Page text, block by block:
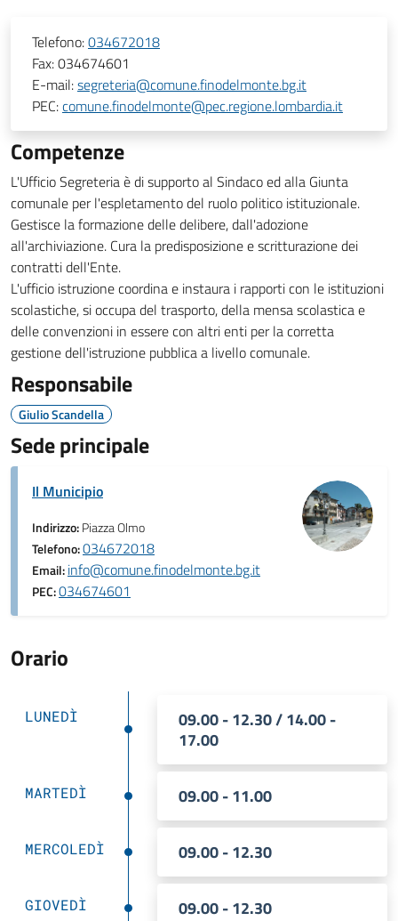
Telefono:034672018
Fax:034674601
E-mail:segreteria@comune.finodelmonte.bg.it
PEC:comune.finodelmonte@pec.regione.lombardia.it
Competenze
L'Ufficio Segreteria è di supporto al Sindaco ed alla Giunta
comunale per l'espletamento del ruolo politico istituzionale.
Gestisce la formazione delle delibere, dall'adozione
all'archiviazione. Cura la predisposizione e scritturazione dei
contratti dell'Ente.
L'ufficio istruzione coordina e instaura i rapporti con le istituzioni
scolastiche, si occupa del trasporto, della mensa scolastica e
delle convenzioni in essere con altri enti per la corretta
gestione dell'istruzione pubblica a livello comunale.
Responsabile
Giulio Scandella
Sede principale
Il Municipio
Indirizzo:Piazza Olmo
Telefono:034672018
Email:info@comune.finodelmonte.bg.it
PEC:034674601
Orario
LUNEDÌ
09.00 - 12.30 / 14.00 -
17.00
MARTEDÌ 09.00 - 11.00
MERCOLEDÌ 09.00 - 12.30
GIOVEDÌ 09.00 - 12.30